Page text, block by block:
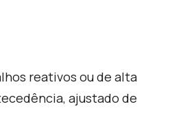
reativos ou de alta
ajustado de